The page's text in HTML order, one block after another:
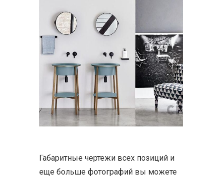
Габаритные чертежи всех позиций и
еще больше фотографий вы можете